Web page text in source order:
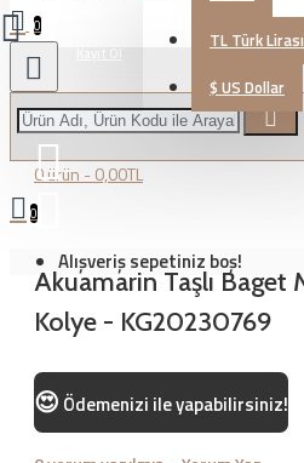
TL Türk Lirası
$ US Dollar
0
0 ürün - 0,00TL
0
Alışveriş sepetiniz boş!
Akuamarin Taşlı Baget
Kolye - KG20230769
😍 Ödemenizi ile yapabilirsiniz!